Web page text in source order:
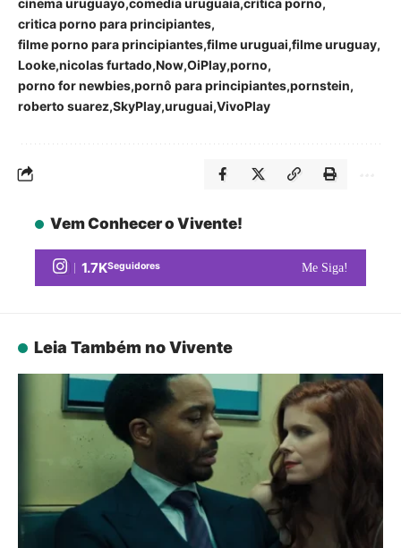
cinema uruguayo comedia uruguaia critica porno
critica porno para principiantes
filme porno para principiantes filme uruguai filme uruguay
Looke nicolas furtado Now OiPlay porno
porno for newbies pornô para principiantes pornstein
roberto suarez SkyPlay uruguai VivoPlay
Vem Conhecer o Vivente!
1.7KSeguidores Me Siga!
Leia Também no Vivente